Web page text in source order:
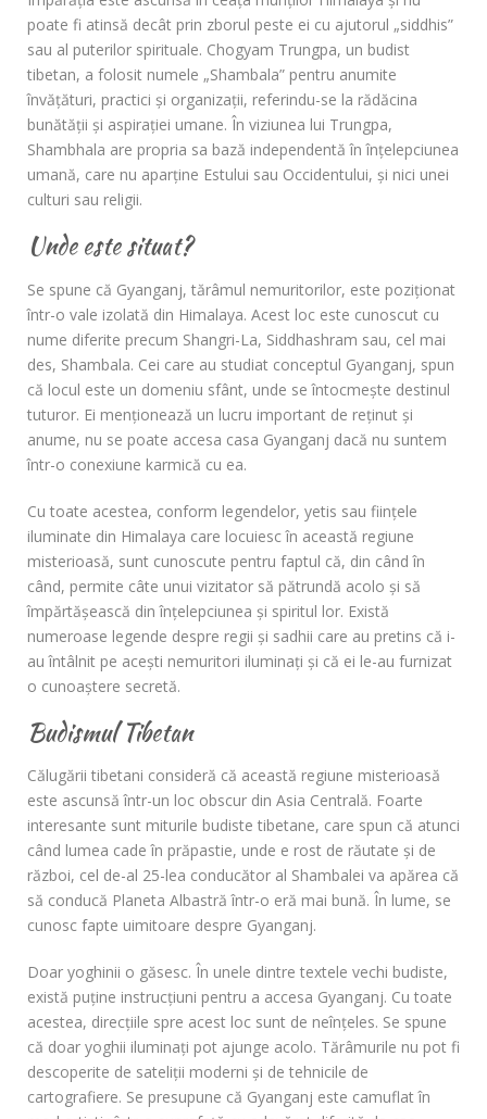
poate fi atinsă decât prin zborul peste ei cu ajutorul „siddhis”
sau al puterilor spirituale. Chogyam Trungpa, un budist
tibetan, a folosit numele „Shambala” pentru anumite
învăţături, practici şi organizaţii, referindu-se la rădăcina
bunătăţii şi aspiraţiei umane. În viziunea lui Trungpa,
Shambhala are propria sa bază independentă în înţelepciunea
umană, care nu aparţine Estului sau Occidentului, şi nici unei
culturi sau religii.
Unde este situat?
Se spune că Gyanganj, tărâmul nemuritorilor, este poziţionat
într-o vale izolată din Himalaya. Acest loc este cunoscut cu
nume diferite precum Shangri-La, Siddhashram sau, cel mai
des, Shambala. Cei care au studiat conceptul Gyanganj, spun
că locul este un domeniu sfânt, unde se întocmeşte destinul
tuturor. Ei menţionează un lucru important de reţinut şi
anume, nu se poate accesa casa Gyanganj dacă nu suntem
într-o conexiune karmică cu ea.
Cu toate acestea, conform legendelor, yetis sau fiinţele
iluminate din Himalaya care locuiesc în această regiune
misterioasă, sunt cunoscute pentru faptul că, din când în
când, permite câte unui vizitator să pătrundă acolo şi să
împărtăşească din înţelepciunea şi spiritul lor. Există
numeroase legende despre regii şi sadhii care au pretins că i-
au întâlnit pe aceşti nemuritori iluminaţi şi că ei le-au furnizat
o cunoaştere secretă.
Budismul Tibetan
Călugării tibetani consideră că această regiune misterioasă
este ascunsă într-un loc obscur din Asia Centrală. Foarte
interesante sunt miturile budiste tibetane, care spun că atunci
când lumea cade în prăpastie, unde e rost de răutate şi de
război, cel de-al 25-lea conducător al Shambalei va apărea că
să conducă Planeta Albastră într-o eră mai bună. În lume, se
cunosc fapte uimitoare despre Gyanganj.
Doar yoghinii o găsesc. În unele dintre textele vechi budiste,
există puţine instrucţiuni pentru a accesa Gyanganj. Cu toate
acestea, direcţiile spre acest loc sunt de neînţeles. Se spune
că doar yoghii iluminaţi pot ajunge acolo. Tărâmurile nu pot fi
descoperite de sateliţii moderni şi de tehnicile de
cartografiere. Se presupune că Gyanganj este camuflat în